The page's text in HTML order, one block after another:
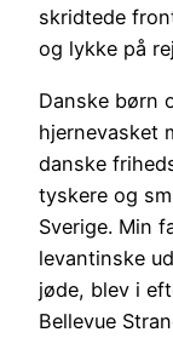
skridtede
og lykke på
Danske børn
hjernevasket
danske
tyskere og
Sverige. Min
levantinske
jøde, blev i
Bellevue